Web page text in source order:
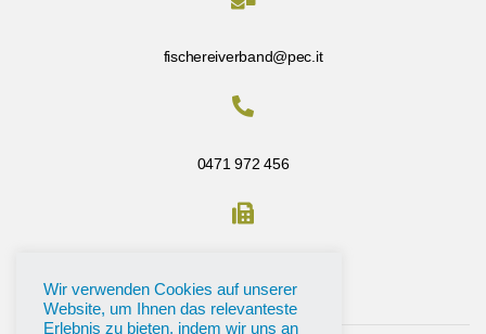
fischereiverband@pec.it
0471 972 456
Wir verwenden Cookies auf unserer
Website, um Ihnen das relevanteste
Erlebnis zu bieten, indem wir uns an